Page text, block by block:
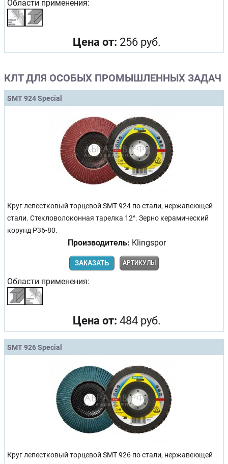
Области применения:
Цена от: 256 руб.
КЛТ ДЛЯ ОСОБЫХ ПРОМЫШЛЕННЫХ ЗАДАЧ
SMT 924 Special
Круг лепестковый торцевой SMT 924 по стали, нержавеющей
стали. Стекловолоконная тарелка 12°. Зерно керамический
корунд Р36-80.
Производитель: Klingspor
ЗАКАЗАТЬ АРТИКУЛЫ
Области применения:
Цена от: 484 руб.
SMT 926 Special
Круг лепестковый торцевой SMT 926 по стали, нержавеющей